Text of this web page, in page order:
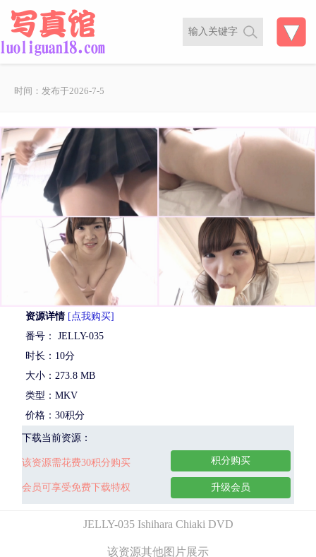
时间：发布于2026-7-5
资源详情 [点我购买]
番号： JELLY-035
时长：10分
大小：273.8 MB
类型：MKV
价格：30积分
下载当前资源：
该资源需花费30积分购买
会员可享受免费下载特权
积分购买
升级会员
JELLY-035 Ishihara Chiaki DVD
该资源其他图片展示